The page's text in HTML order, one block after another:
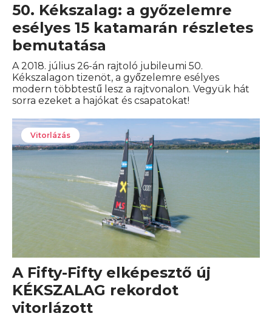
50. Kékszalag: a győzelemre
esélyes 15 katamarán részletes
bemutatása
A 2018. július 26-án rajtoló jubileumi 50.
Kékszalagon tizenöt, a győzelemre esélyes
modern többtestű lesz a rajtvonalon. Vegyük hát
sorra ezeket a hajókat és csapatokat!
Vitorlázás
A Fifty-Fifty elképesztő új
KÉKSZALAG rekordot
vitorlázott